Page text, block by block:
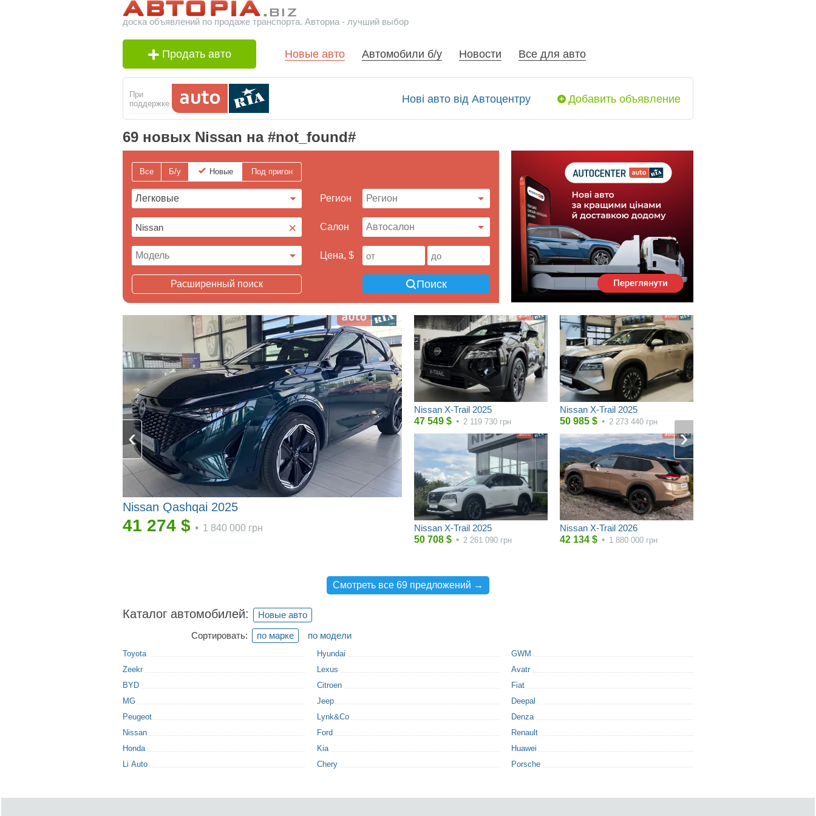
доска объявлений по продаже транспорта. Авториа - лучший выбор
Продать авто Новые авто Автомобили б/у Новости Все для авто
При
поддержке
Нові авто від Автоцентру Добавить объявление
69 новых Nissan на #not_found#
Все Б/у Новые Под пригон
×
Регион
Cалон
Цена, $
Расширенный поиск Поиск
Nissan Qashqai 2025
41 274 $ • 1 840 000 грн
Nissan X-Trail 2025
47 549 $ • 2 119 730 грн
Nissan X-Trail 2025
50 708 $ • 2 261 090 грн
Nissan X-Trail 2025
50 985 $ • 2 273 440 грн
Nissan X-Trail 2026
42 134 $ • 1 880 000 грн
Смотреть все 69 предложений →
Каталог автомобилей:
Новые авто
Сортировать:
по марке по модели
Toyota
Zeekr
BYD
MG
Peugeot
Nissan
Honda
Li Auto
Hyundai
Lexus
Citroen
Jeep
Lynk&Co
Ford
Kia
Chery
GWM
Avatr
Fiat
Deepal
Denza
Renault
Huawei
Porsche